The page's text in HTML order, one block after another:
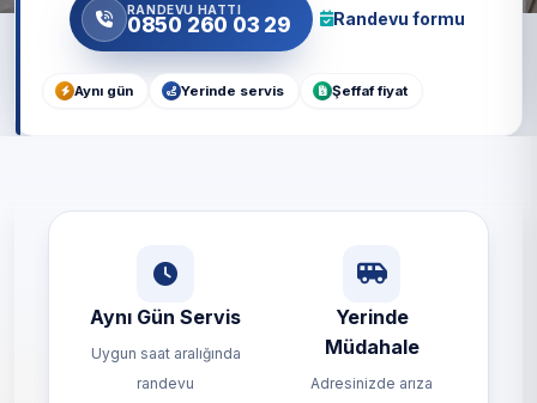
RANDEVU HATTI
0850 260 03 29 Randevu formu
Aynı gün Yerinde servis Şeffaf fiyat
Aynı Gün Servis
Uygun saat aralığında
randevu
Yerinde
Müdahale
Adresinizde arıza